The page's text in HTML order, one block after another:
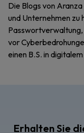
Die Blogs von
und Unternehmen zu
vor
einen B.S. in
Erhalten Sie